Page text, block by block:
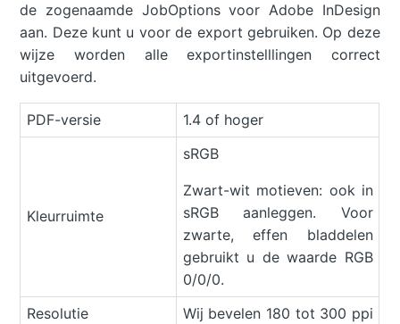
de zogenaamde JobOptions voor Adobe InDesign
aan. Deze kunt u voor de export gebruiken. Op deze
wijze worden alle exportinstelllingen correct
uitgevoerd.
PDF-versie 1.4 of hoger
Kleurruimte
sRGB
Zwart-wit motieven: ook in
sRGB aanleggen. Voor
zwarte, effen bladdelen
gebruikt u de waarde RGB
0/0/0.
Resolutie
Wij bevelen 180 tot 300 ppi